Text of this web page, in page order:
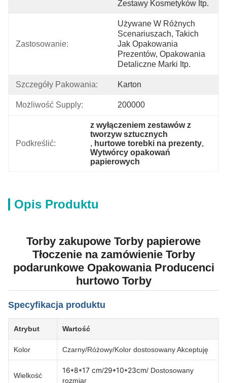
Zestawy Kosmetyków Itp.
Zastosowanie:
Używane W Różnych
Scenariuszach, Takich
Jak Opakowania
Prezentów, Opakowania
Detaliczne Marki Itp.
Szczegóły Pakowania: Karton
Możliwość Supply: 200000
Podkreślić:
z wyłączeniem zestawów z
tworzyw sztucznych
, hurtowe torebki na prezenty,
Wytwórcy opakowań
papierowych
Opis Produktu
Torby zakupowe Torby papierowe
Tłoczenie na zamówienie Torby
podarunkowe Opakowania Producenci
hurtowo Torby
Specyfikacja produktu
Atrybut Wartość
Kolor Czarny/Różowy/Kolor dostosowany Akceptuję
Wielkość
16*8*17 cm/29*10*23cm/ Dostosowany
rozmiar